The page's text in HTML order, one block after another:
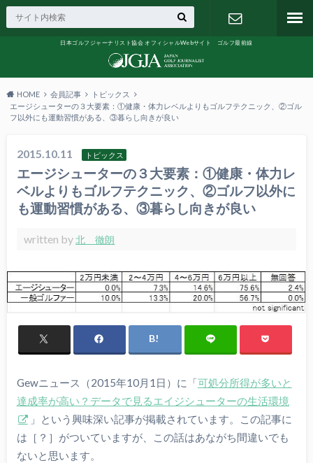
日本ゴルフジャーナリスト協会 オフィシャルWebサイト ゴルフ最前線
HOME 会員記事
トピックス
エージシューターの３大要素：①健康・体力レベルよりもゴルフテクニック、②ゴル
フ以外にも運動習慣がある、③暮らし向きが良い
2015.10.11 トピックス
エージシューターの３大要素：①健康・体力レ
ベルよりもゴルフテクニック、②ゴルフ以外に
も運動習慣がある、③暮らし向きが良い
written by北 徹朗
Gewニュース（2015年10月1日）に「可処分所得が多いと
達成率が高い？データで見るエイジシューターの生活環境
」という興味深い記事が掲載されています。この記事に
は［？］がついていますが、この話はあながち間違いでも
ないと思います。